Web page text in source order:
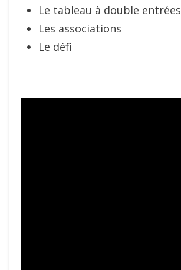
Le tableau à double entrées
Les associations
Le défi